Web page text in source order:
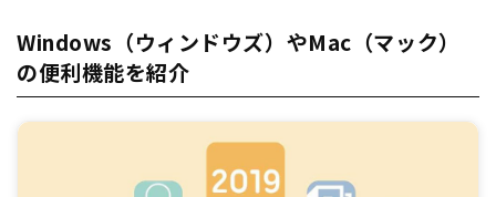
Windows（ウィンドウズ）やMac（マック）
の便利機能を紹介